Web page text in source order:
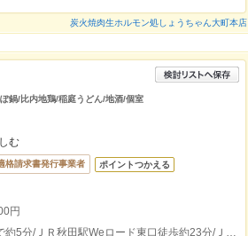
炭火焼肉生ホルモン処しょうちゃん大町本店
鍋/比内地鶏/稲庭うどん/地酒/個室
む
格請求書発行事業者 ポイントつかえる
円
ＪＲ秋田駅徒歩約15分、タクシーで約5分/ＪＲ秋田駅Weロード東口徒歩約23分/ＪＲ羽越本線羽後牛島駅出口より徒歩約44分